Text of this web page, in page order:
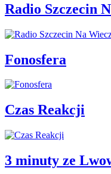
Radio Szczecin
Fonosfera
Czas Reakcji
3 minuty ze